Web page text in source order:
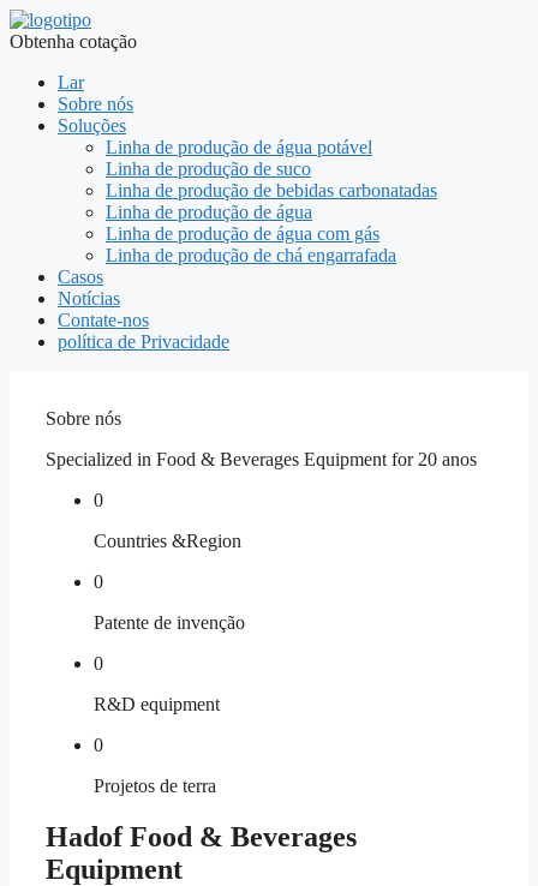
Obtenha cotação
Lar
Sobre nós
Soluções
Linha de produção de água potável
Linha de produção de suco
Linha de produção de bebidas carbonatadas
Linha de produção de água
Linha de produção de água com gás
Linha de produção de chá engarrafada
Casos
Notícias
Contate-nos
política de Privacidade
Sobre nós
Specialized in Food & Beverages Equipment for 20 anos
0
Countries &Region
0
Patente de invenção
0
R&D equipment
0
Projetos de terra
Hadof Food & Beverages
Equipment